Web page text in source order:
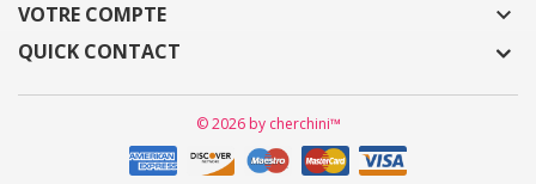
VOTRE COMPTE 
QUICK CONTACT
© 2026 by cherchini™